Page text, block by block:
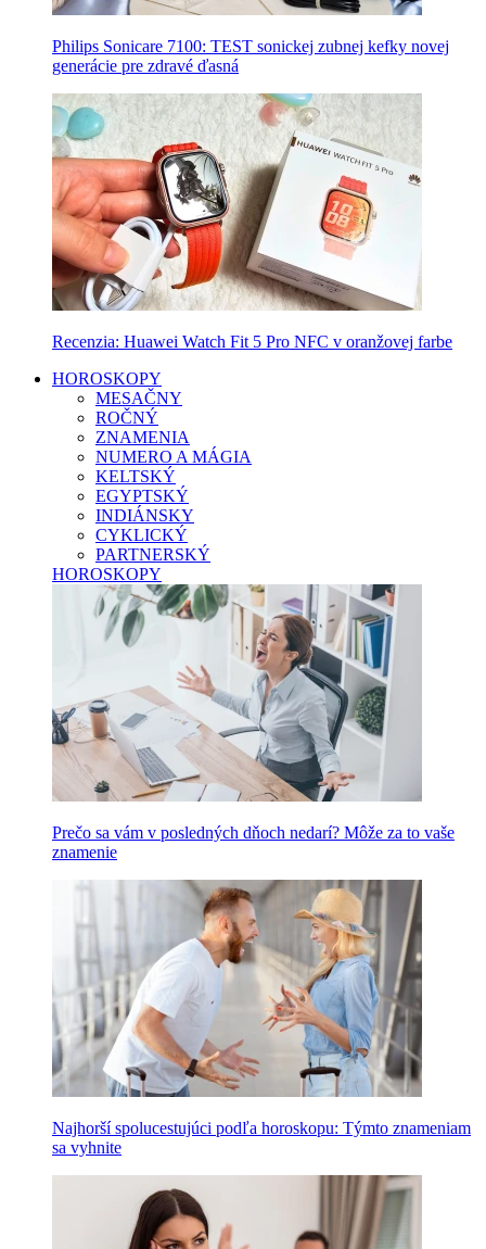
Philips Sonicare 7100: TEST sonickej zubnej kefky novej
generácie pre zdravé ďasná
Recenzia: Huawei Watch Fit 5 Pro NFC v oranžovej farbe
HOROSKOPY
MESAČNY
ROČNÝ
ZNAMENIA
NUMERO A MÁGIA
KELTSKÝ
EGYPTSKÝ
INDIÁNSKY
CYKLICKÝ
PARTNERSKÝ
HOROSKOPY
Prečo sa vám v posledných dňoch nedarí? Môže za to vaše
znamenie
Najhorší spolucestujúci podľa horoskopu: Týmto znameniam
sa vyhnite